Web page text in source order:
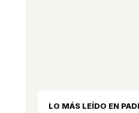
LO MÁS LEÍDO EN